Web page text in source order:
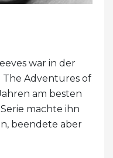
war in der
Adventures of
am besten
machte ihn
beendete aber